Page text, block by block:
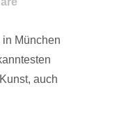
München
auch